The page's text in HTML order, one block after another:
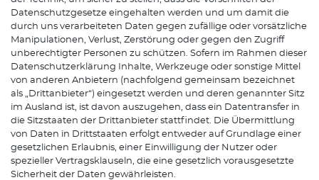
Datenschutzgesetze eingehalten werden und um damit die
durch uns verarbeiteten Daten gegen zufällige oder vorsätzliche
Manipulationen, Verlust, Zerstörung oder gegen den Zugriff
unberechtigter Personen zu schützen. Sofern im Rahmen dieser
Datenschutzerklärung Inhalte, Werkzeuge oder sonstige Mittel
von anderen Anbietern (nachfolgend gemeinsam bezeichnet
als „Drittanbieter“) eingesetzt werden und deren genannter Sitz
im Ausland ist, ist davon auszugehen, dass ein Datentransfer in
die Sitzstaaten der Drittanbieter stattfindet. Die Übermittlung
von Daten in Drittstaaten erfolgt entweder auf Grundlage einer
gesetzlichen Erlaubnis, einer Einwilligung der Nutzer oder
spezieller Vertragsklauseln, die eine gesetzlich vorausgesetzte
Sicherheit der Daten gewährleisten.